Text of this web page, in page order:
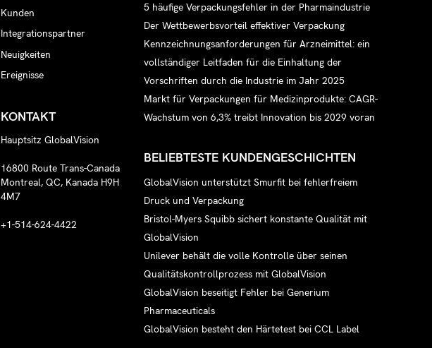
Kunden
Integrationspartner
Neuigkeiten
Ereignisse
KONTAKT
Hauptsitz GlobalVision
16800 Route Trans-Canada
Montreal, QC, Kanada H9H
4M7
+1-514-624-4422
5 häufige Verpackungsfehler in der Pharmaindustrie
Der Wettbewerbsvorteil effektiver Verpackung
Kennzeichnungsanforderungen für Arzneimittel: ein
vollständiger Leitfaden für die Einhaltung der
Vorschriften durch die Industrie im Jahr 2025
Markt für Verpackungen für Medizinprodukte: CAGR-
Wachstum von 6,3% treibt Innovation bis 2029 voran
BELIEBTESTE KUNDENGESCHICHTEN
GlobalVision unterstützt Smurfit bei fehlerfreiem
Druck und Verpackung
Bristol-Myers Squibb sichert konstante Qualität mit
GlobalVision
Unilever behält die volle Kontrolle über seinen
Qualitätskontrollprozess mit GlobalVision
GlobalVision beseitigt Fehler bei Generium
Pharmaceuticals
GlobalVision besteht den Härtetest bei CCL Label